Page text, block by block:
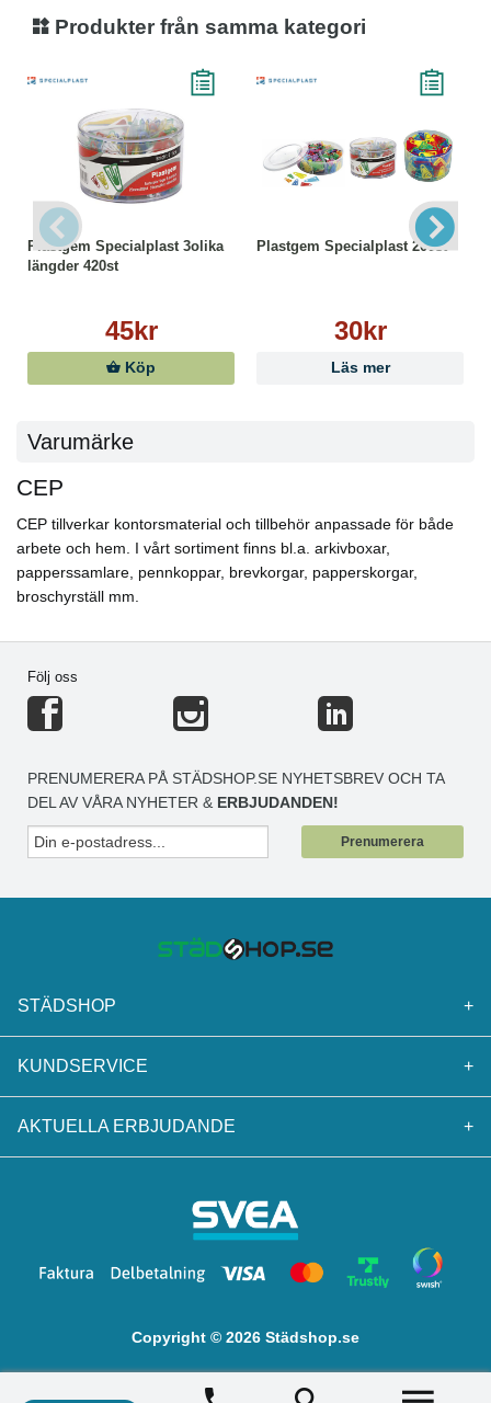
- Färg: Svart
Produkter från samma kategori
Plastgem Specialplast 3olika
längder 420st
45kr
Köp
Plastgem Specialplast 200st
30kr
Läs mer
Varumärke
CEP
CEP tillverkar kontorsmaterial och tillbehör anpassade för både
arbete och hem. I vårt sortiment finns bl.a. arkivboxar,
papperssamlare, pennkoppar, brevkorgar, papperskorgar,
broschyrställ mm.
Följ oss
PRENUMERERA PÅ STÄDSHOP.SE NYHETSBREV OCH TA
DEL AV VÅRA NYHETER & ERBJUDANDEN!
Prenumerera
STÄDSHOP +
KUNDSERVICE +
AKTUELLA ERBJUDANDE +
Copyright © 2026 Städshop.se